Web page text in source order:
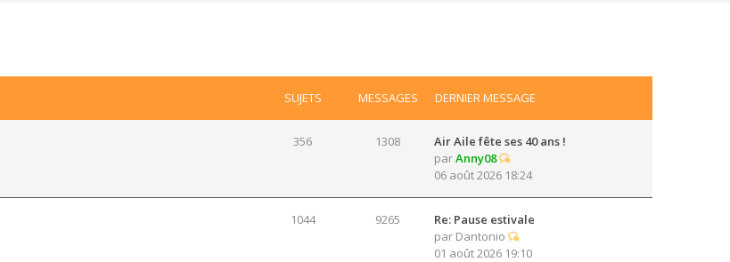
SUJETS MESSAGES DERNIER MESSAGE
356 1308
Air Aile fête ses 40 ans !
parAnny08
06 août 2026 18:24
1044 9265
Re: Pause estivale
par Dantonio
01 août 2026 19:10